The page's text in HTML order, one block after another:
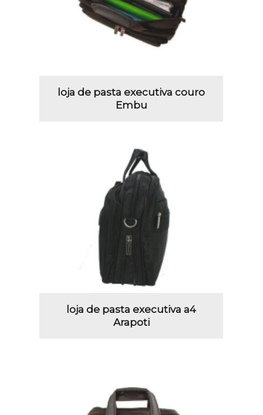
loja de pasta executiva couro
Embu
loja de pasta executiva a4
Arapoti